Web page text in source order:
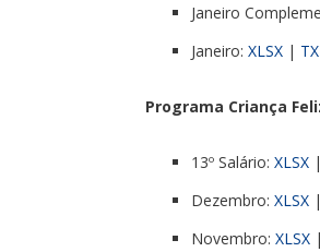
Janeiro
Janeiro: XLSX |
Programa Criança
13º Salário: XLSX |
Dezembro: XLSX |
Novembro: XLSX |